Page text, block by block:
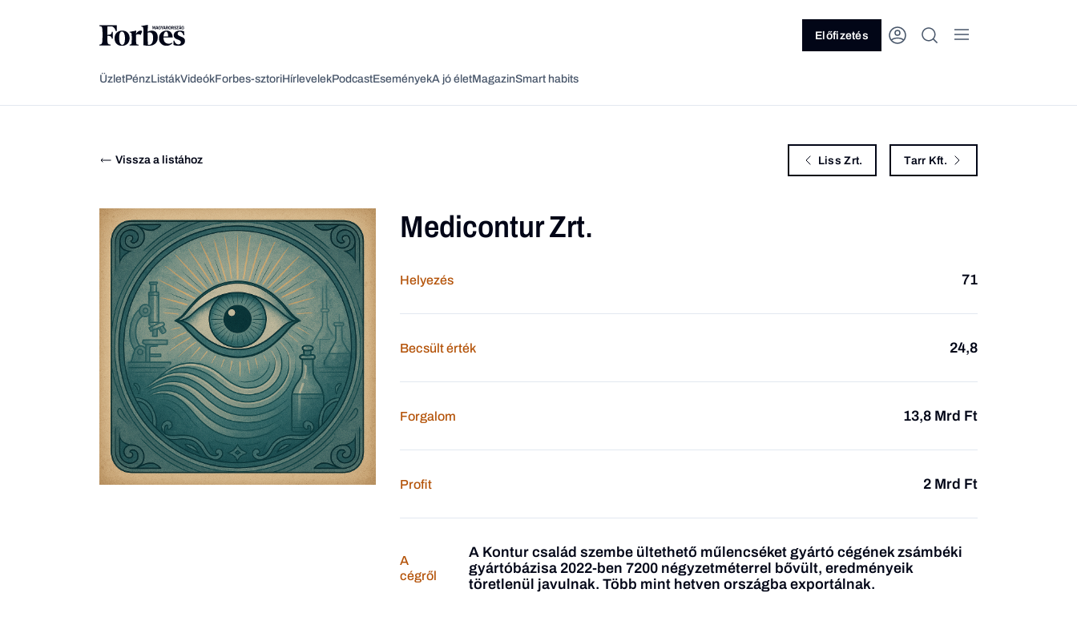
Vagy fedezze fel a következő témákat
Előfizetés
ÜzletPénzListákVideókForbes-sztoriHírlevelekPodcastEseményekA jó életMagazinSmart habits
Vissza a listához Liss Zrt. Tarr Kft.
Medicontur Zrt.
Helyezés 71
Becsült érték 24,8
Forgalom 13,8 Mrd Ft
Profit 2 Mrd Ft
A
cégről
A Kontur család szembe ültethető műlencséket gyártó cégének zsámbéki
gyártóbázisa 2022-ben 7200 négyzetméterrel bővült, eredményeik
töretlenül javulnak. Több mint hetven országba exportálnak.